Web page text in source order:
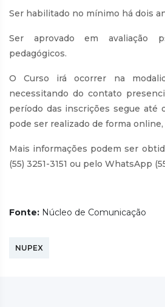
Ser habilitado no mínimo há dois
Ser aprovado em avaliação
pedagógicos.
O Curso irá ocorrer na
necessitando do contato
período das inscrições segue até
pode ser realizado de forma online,
Mais informações podem ser
(55) 3251-3151 ou pelo WhatsApp
Fonte: Núcleo de Comunicação
NUPEX